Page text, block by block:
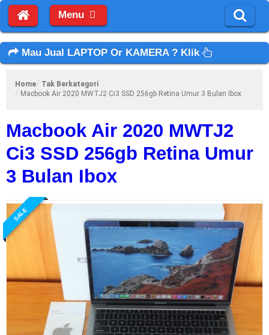
Menu
Mau Jual LAPTOP Or KAMERA ? Klik
Home
Tak Berkategori
Macbook Air 2020 MWTJ2 Ci3 SSD 256gb Retina Umur 3 Bulan Ibox
Macbook Air 2020 MWTJ2
Ci3 SSD 256gb Retina Umur
3 Bulan Ibox
SALE